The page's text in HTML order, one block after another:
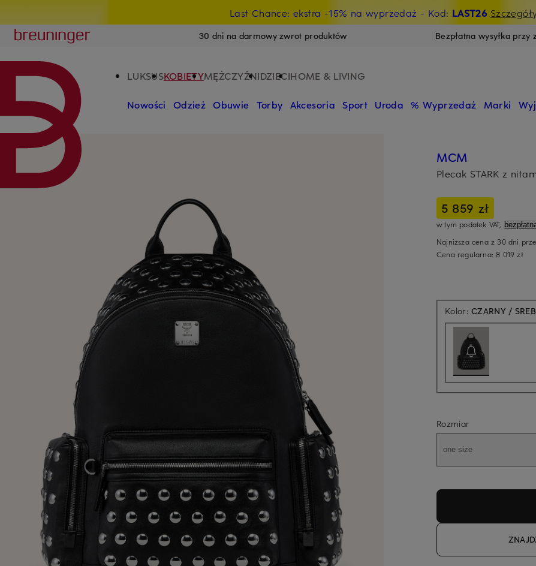
Last Chance: ekstra -15% na wyprzedaż - Kod: LAST26
Breuninger
30 dni na darmowy zwrot produktów Bezpłatna wysyłka
LUKSUSKOBIETYMĘŻCZYŹNIDZIECIHOME & LIVING
Nowości Odzież Obuwie Torby Akcesoria Sport Uroda % Wyprzedaż Marki
MCM
Plecak STARK z
5 859 zł
w tym podatek VAT,
Najniższa cena z 30 dni
Cena regularna:8 019 zł
Kolor:CZARNY /
Rozmiar
one size